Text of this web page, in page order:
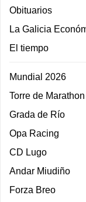
Obituarios
La Galicia
El tiempo
Mundial 2026
Torre de Marathon
Grada de Río
Opa Racing
CD Lugo
Andar Miudiño
Forza Breo